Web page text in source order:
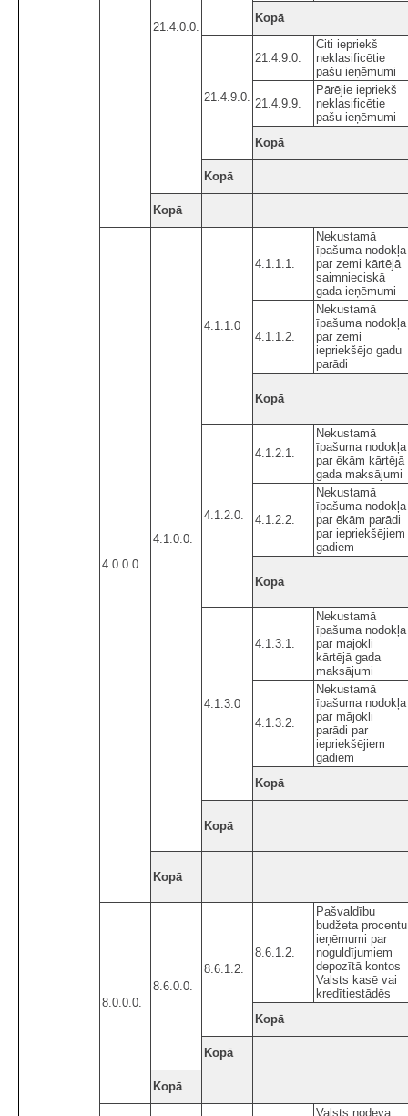
21.4.0.0.
Kopā
21.4.9.0.
21.4.9.0.
Citi iepriekš
neklasificētie
pašu ieņēmumi
21.4.9.9.
Pārējie iepriekš
neklasificētie
pašu ieņēmumi
Kopā
Kopā
Kopā
4.0.0.0.
4.1.0.0.
4.1.1.0
4.1.1.1.
Nekustamā
īpašuma nodokļa
par zemi kārtējā
saimnieciskā
gada ieņēmumi
4.1.1.2.
Nekustamā
īpašuma nodokļa
par zemi
iepriekšējo gadu
parādi
Kopā
4.1.2.0.
4.1.2.1.
Nekustamā
īpašuma nodokļa
par ēkām kārtējā
gada maksājumi
4.1.2.2.
Nekustamā
īpašuma nodokļa
par ēkām parādi
par iepriekšējiem
gadiem
Kopā
4.1.3.0
4.1.3.1.
Nekustamā
īpašuma nodokļa
par mājokli
kārtējā gada
maksājumi
4.1.3.2.
Nekustamā
īpašuma nodokļa
par mājokli
parādi par
iepriekšējiem
gadiem
Kopā
Kopā
Kopā
8.0.0.0.
8.6.0.0.
8.6.1.2.
8.6.1.2.
Pašvaldību
budžeta procentu
ieņēmumi par
noguldījumiem
depozītā kontos
Valsts kasē vai
kredītiestādēs
Kopā
Kopā
Kopā
Valsts nodeva